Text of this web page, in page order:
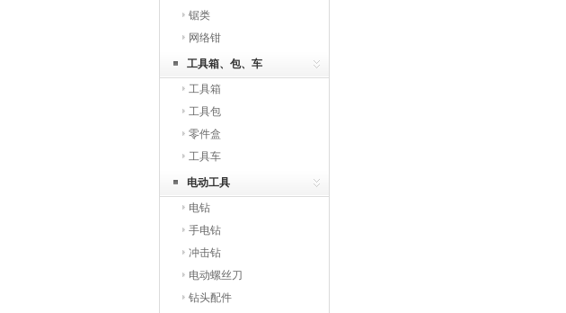
锯类
网络钳
工具箱、包、车
工具箱
工具包
零件盒
工具车
电动工具
电钻
手电钻
冲击钻
电动螺丝刀
钻头配件